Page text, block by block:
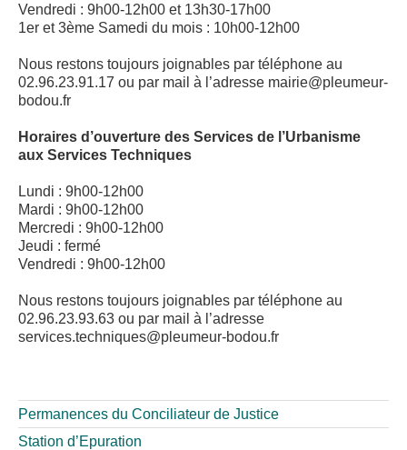
Vendredi : 9h00-12h00 et 13h30-17h00
1er et 3ème Samedi du mois : 10h00-12h00
Nous restons toujours joignables par téléphone au
02.96.23.91.17 ou par mail à l’adresse mairie@pleumeur-
bodou.fr
Horaires d’ouverture des Services de l’Urbanisme
aux Services Techniques
Lundi : 9h00-12h00
Mardi : 9h00-12h00
Mercredi : 9h00-12h00
Jeudi : fermé
Vendredi : 9h00-12h00
Nous restons toujours joignables par téléphone au
02.96.23.93.63 ou par mail à l’adresse
services.techniques@pleumeur-bodou.fr
Permanences du Conciliateur de Justice
Station d’Epuration